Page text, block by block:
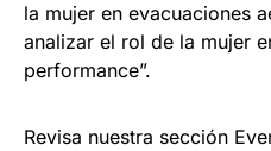
la mujer en evacuaciones
analizar el rol de la mujer
performance”.
Revisa nuestra sección